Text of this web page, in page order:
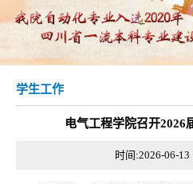
学生工作
电气工程学院召开2026
时间:2026-06-13